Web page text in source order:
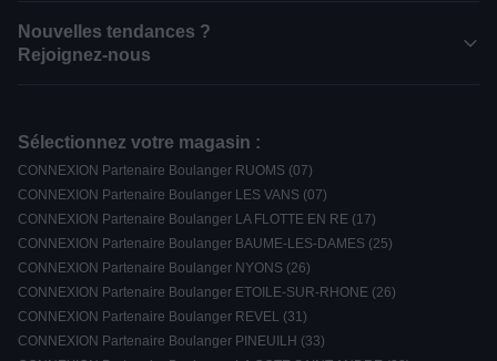
Nouvelles tendances ?
Rejoignez-nous
Sélectionnez votre magasin :
CONNEXION Partenaire Boulanger RUOMS (07)
CONNEXION Partenaire Boulanger LES VANS (07)
CONNEXION Partenaire Boulanger LA FLOTTE EN RE (17)
CONNEXION Partenaire Boulanger BAUME-LES-DAMES (25)
CONNEXION Partenaire Boulanger NYONS (26)
CONNEXION Partenaire Boulanger ETOILE-SUR-RHONE (26)
CONNEXION Partenaire Boulanger REVEL (31)
CONNEXION Partenaire Boulanger PINEUILH (33)